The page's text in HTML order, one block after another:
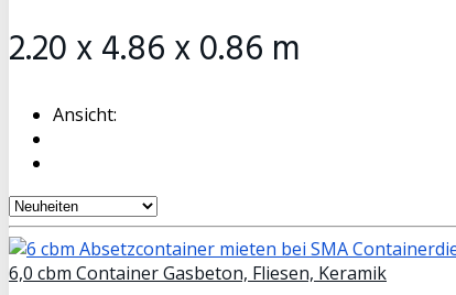
2.20 x 4.86 x 0.86 m
Ansicht:
6,0 cbm Container Gasbeton, Fliesen, Keramik